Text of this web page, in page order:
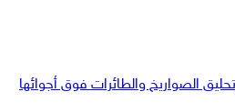
الصواريخ والطائرات فوق أجوائها